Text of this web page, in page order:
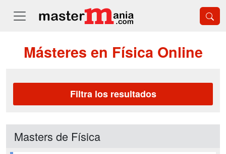
Másteres en Física Online
Filtra los resultados
Masters de Física